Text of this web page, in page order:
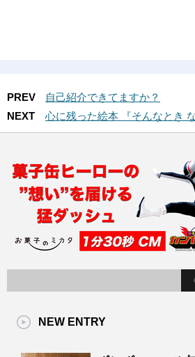
PREV
自己紹介できてますか？
NEXT
心に残った絵本 『そんなとき
NEW ENTRY